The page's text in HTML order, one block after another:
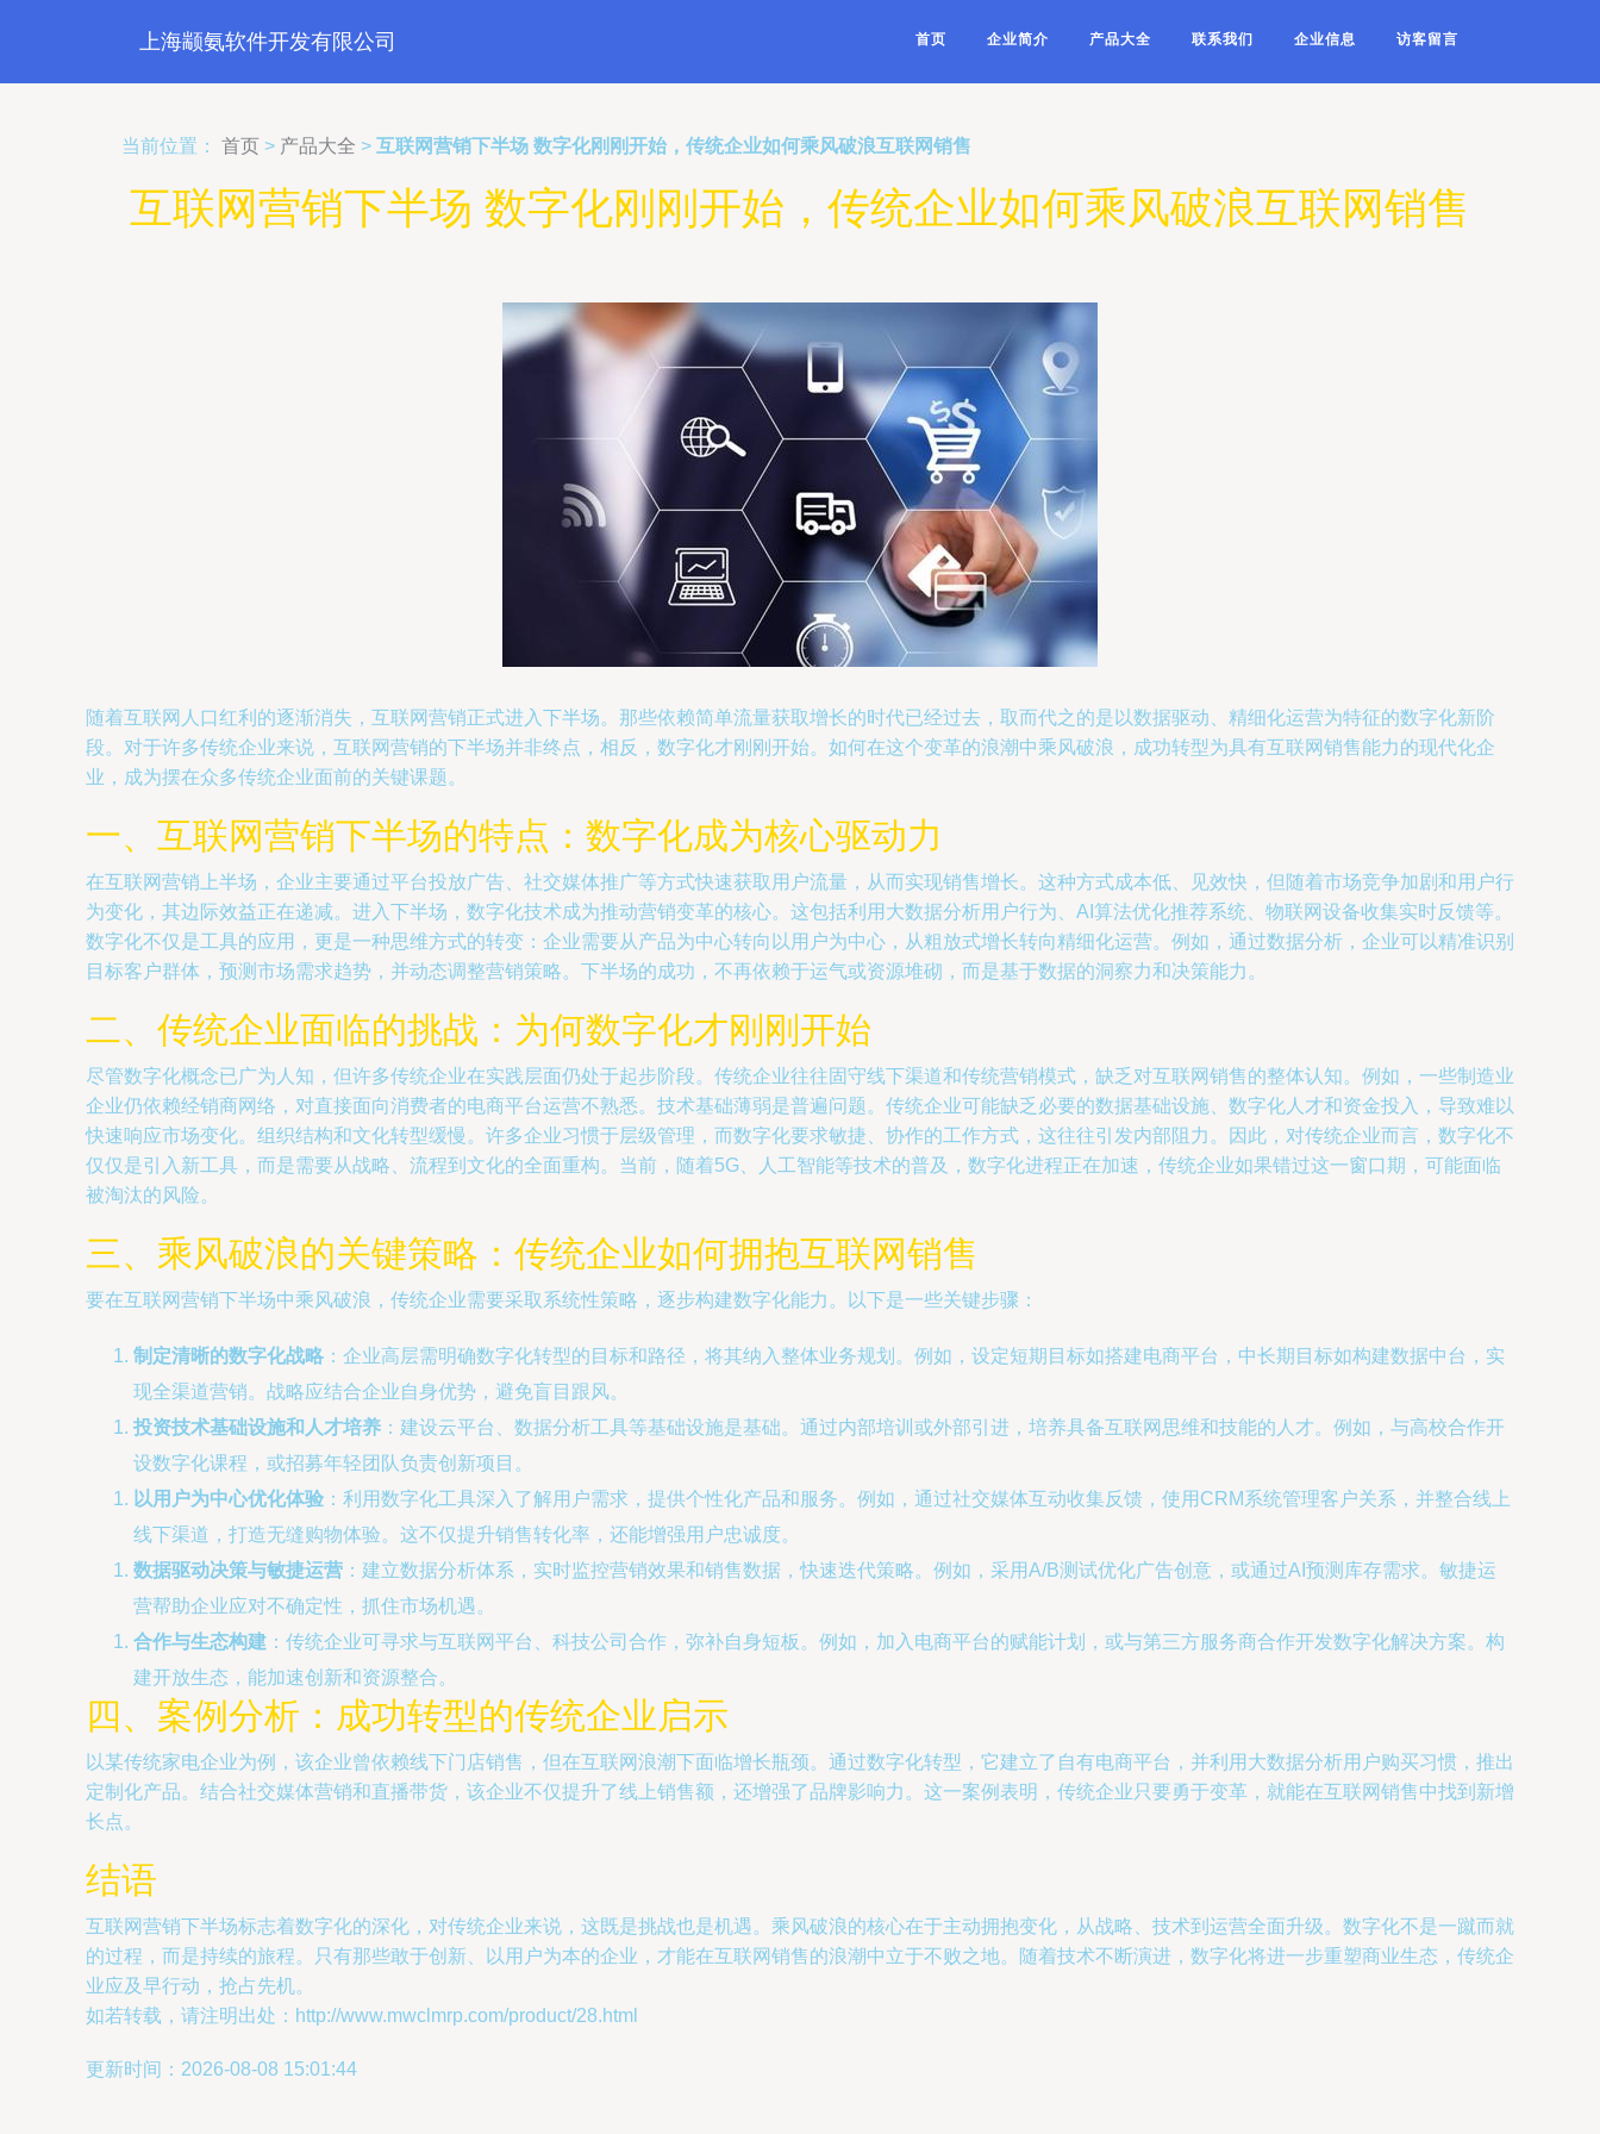
上海颛氨软件开发有限公司 首页 企业简介 产品大全 联系我们 企业信息 访客留言
当前位置： 首页 > 产品大全 > 互联网营销下半场 数字化刚刚开始，传统企业如何乘风破浪互联网销售
互联网营销下半场 数字化刚刚开始，传统企业如何乘风破浪互联网销售
随着互联网人口红利的逐渐消失，互联网营销正式进入下半场。那些依赖简单流量获取增长的时代已经过去，取而代之的是以数据驱动、精细化运营为特征的数字化新阶
段。对于许多传统企业来说，互联网营销的下半场并非终点，相反，数字化才刚刚开始。如何在这个变革的浪潮中乘风破浪，成功转型为具有互联网销售能力的现代化企
业，成为摆在众多传统企业面前的关键课题。
一、互联网营销下半场的特点：数字化成为核心驱动力
在互联网营销上半场，企业主要通过平台投放广告、社交媒体推广等方式快速获取用户流量，从而实现销售增长。这种方式成本低、见效快，但随着市场竞争加剧和用户行
为变化，其边际效益正在递减。进入下半场，数字化技术成为推动营销变革的核心。这包括利用大数据分析用户行为、AI算法优化推荐系统、物联网设备收集实时反馈等。
数字化不仅是工具的应用，更是一种思维方式的转变：企业需要从产品为中心转向以用户为中心，从粗放式增长转向精细化运营。例如，通过数据分析，企业可以精准识别
目标客户群体，预测市场需求趋势，并动态调整营销策略。下半场的成功，不再依赖于运气或资源堆砌，而是基于数据的洞察力和决策能力。
二、传统企业面临的挑战：为何数字化才刚刚开始
尽管数字化概念已广为人知，但许多传统企业在实践层面仍处于起步阶段。传统企业往往固守线下渠道和传统营销模式，缺乏对互联网销售的整体认知。例如，一些制造业
企业仍依赖经销商网络，对直接面向消费者的电商平台运营不熟悉。技术基础薄弱是普遍问题。传统企业可能缺乏必要的数据基础设施、数字化人才和资金投入，导致难以
快速响应市场变化。组织结构和文化转型缓慢。许多企业习惯于层级管理，而数字化要求敏捷、协作的工作方式，这往往引发内部阻力。因此，对传统企业而言，数字化不
仅仅是引入新工具，而是需要从战略、流程到文化的全面重构。当前，随着5G、人工智能等技术的普及，数字化进程正在加速，传统企业如果错过这一窗口期，可能面临
被淘汰的风险。
三、乘风破浪的关键策略：传统企业如何拥抱互联网销售
要在互联网营销下半场中乘风破浪，传统企业需要采取系统性策略，逐步构建数字化能力。以下是一些关键步骤：
制定清晰的数字化战略 ：企业高层需明确数字化转型的目标和路径，将其纳入整体业务规划。例如，设定短期目标如搭建电商平台，中长期目标如构建数据中台，实
现全渠道营销。战略应结合企业自身优势，避免盲目跟风。
投资技术基础设施和人才培养 ：建设云平台、数据分析工具等基础设施是基础。通过内部培训或外部引进，培养具备互联网思维和技能的人才。例如，与高校合作开
设数字化课程，或招募年轻团队负责创新项目。
以用户为中心优化体验 ：利用数字化工具深入了解用户需求，提供个性化产品和服务。例如，通过社交媒体互动收集反馈，使用CRM系统管理客户关系，并整合线上
线下渠道，打造无缝购物体验。这不仅提升销售转化率，还能增强用户忠诚度。
数据驱动决策与敏捷运营 ：建立数据分析体系，实时监控营销效果和销售数据，快速迭代策略。例如，采用A/B测试优化广告创意，或通过AI预测库存需求。敏捷运
营帮助企业应对不确定性，抓住市场机遇。
合作与生态构建 ：传统企业可寻求与互联网平台、科技公司合作，弥补自身短板。例如，加入电商平台的赋能计划，或与第三方服务商合作开发数字化解决方案。构
建开放生态，能加速创新和资源整合。
四、案例分析：成功转型的传统企业启示
以某传统家电企业为例，该企业曾依赖线下门店销售，但在互联网浪潮下面临增长瓶颈。通过数字化转型，它建立了自有电商平台，并利用大数据分析用户购买习惯，推出
定制化产品。结合社交媒体营销和直播带货，该企业不仅提升了线上销售额，还增强了品牌影响力。这一案例表明，传统企业只要勇于变革，就能在互联网销售中找到新增
长点。
结语
互联网营销下半场标志着数字化的深化，对传统企业来说，这既是挑战也是机遇。乘风破浪的核心在于主动拥抱变化，从战略、技术到运营全面升级。数字化不是一蹴而就
的过程，而是持续的旅程。只有那些敢于创新、以用户为本的企业，才能在互联网销售的浪潮中立于不败之地。随着技术不断演进，数字化将进一步重塑商业生态，传统企
业应及早行动，抢占先机。
如若转载，请注明出处：http://www.mwclmrp.com/product/28.html
更新时间：2026-08-08 15:01:44